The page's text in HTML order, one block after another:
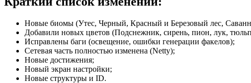
Новые биомы (Утес, Черный, Красный и Березовый лес,
Добавили новых цветов (Подснежник, сирень, пион, лук,
Исправлены баги (освещение, ошибки генерации факелов);
Сетевая часть полностью изменена (Netty);
Новые достижения;
Новый экран настройки;
Новые структуры и ID.